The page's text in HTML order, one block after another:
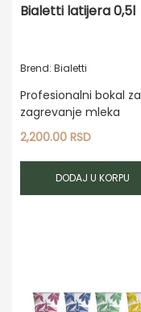
Bialetti latijera 0,5l
Brend: Bialetti
Profesionalni bokal za
zagrevanje mleka
2,200.00 RSD
DODAJ U KORPU